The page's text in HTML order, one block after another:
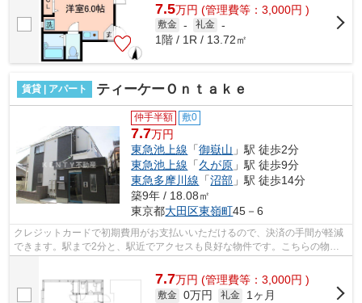
7.5万円 (管理費等：3,000円 )
敷金 - 礼金 -
1階 / 1R / 13.72㎡
賃貸 | アパート ティーケーＯｎｔａｋｅ
仲手半額 敷0
7.7万円
東急池上線 「御嶽山 」駅 徒歩2分
東急池上線 「久が原 」駅 徒歩9分
東急多摩川線 「沼部 」駅 徒歩14分
築9年 / 18.08㎡
東京都大田区東嶺町45－6
クレジットカードで初期費用がお支払いいただけるので、決済の手間が軽減
できます。駅まで2分と、駅近でアクセスも良好な物件です。こちらの物件
はアパートです。外観タイル張りの物件...
7.7万円 (管理費等：3,000円 )
敷金 0万円 礼金
1ヶ月